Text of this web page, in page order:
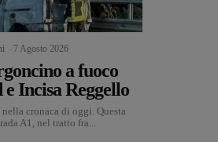
7 Agosto 2026
a fuoco
Incisa Reggello
cronaca di oggi. Questa
A1, nel tratto fra...